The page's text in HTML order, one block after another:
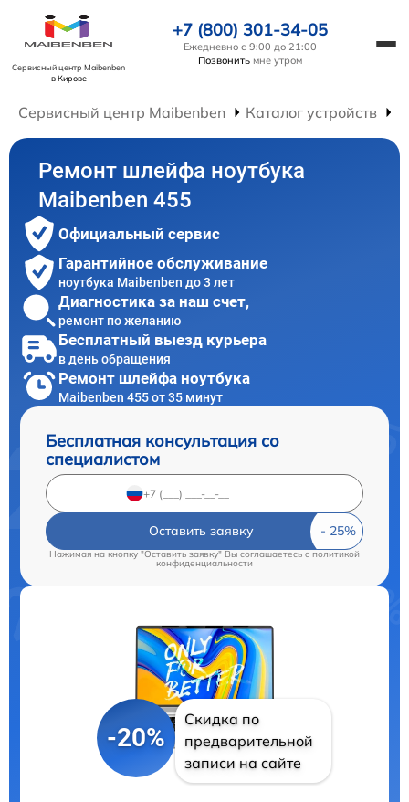
Сервисный центр Maibenben
в Кирове
+7 (800) 301-34-05
Ежедневно с 9:00 до 21:00
Позвонить мне утром
Сервисный центр Maibenben Каталог устройств
Ремонт шлейфа ноутбука
Maibenben 455
Официальный сервис
Гарантийное обслуживание
ноутбука Maibenben до 3 лет
Диагностика за наш счет,
ремонт по желанию
Бесплатный выезд курьера
в день обращения
Ремонт шлейфа ноутбука
Maibenben 455 от 35 минут
Бесплатная консультация со
специалистом
Оставить заявку
Нажимая на кнопку "Оставить заявку" Вы соглашаетесь cполитикой
конфиденциальности
-20%
Скидка по
предварительной
записи на сайте